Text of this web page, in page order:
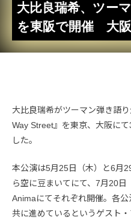
大比良瑞希、ツー
を東阪で開催 大
大比良瑞希がツーマン弾き語
Way Street』を東京、大阪に
した。
本公演は5月25日（木）と6月
ら空に豆まいてにて、7月20
Animaにてそれぞれ開催。各
共に進めているというゲスト